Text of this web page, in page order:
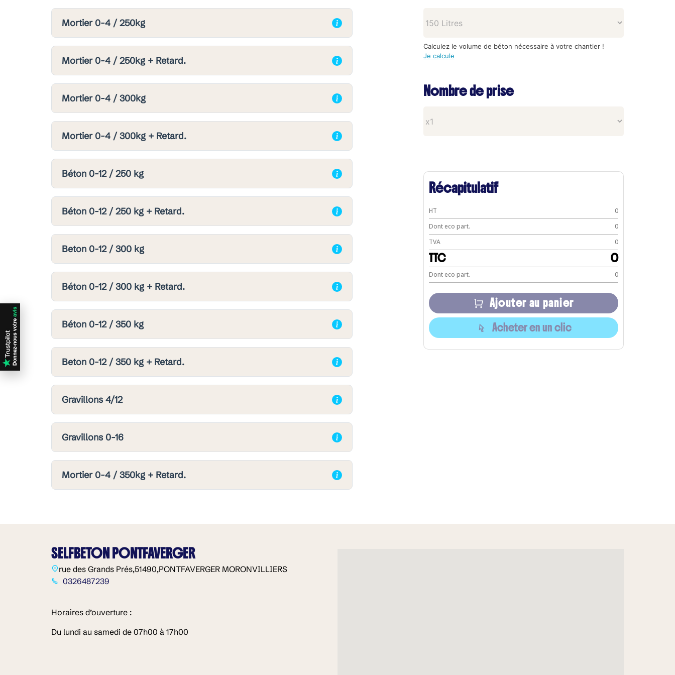
Mortier 0-4 / 250kg
Mortier 0-4 / 250kg + Retard.
Mortier 0-4 / 300kg
Mortier 0-4 / 300kg + Retard.
Béton 0-12 / 250 kg
Béton 0-12 / 250 kg + Retard.
Beton 0-12 / 300 kg
Béton 0-12 / 300 kg + Retard.
Béton 0-12 / 350 kg
Beton 0-12 / 350 kg + Retard.
Gravillons 4/12
Gravillons 0-16
Mortier 0-4 / 350kg + Retard.
Calculez le volume de béton nécessaire à votre chantier !
Je calcule
Nombre de prise
Récapitulatif
HT
0
Dont eco part.
0
TVA
0
TTC 0
Dont eco part. 0
Ajouter au panier
Acheter en un clic
SELFBETON PONTFAVERGER
rue des Grands Prés,51490,PONTFAVERGER MORONVILLIERS
0326487239
Horaires d’ouverture :
Du lundi au samedi de 07h00 à 17h00